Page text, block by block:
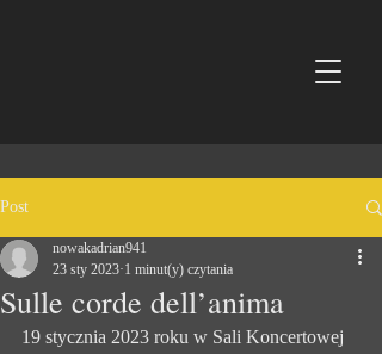
Post
Sulle corde dell’anima
nowakadrian941
23 sty 2023 1 minut(y) czytania
19 stycznia 2023 roku w Sali Koncertowej